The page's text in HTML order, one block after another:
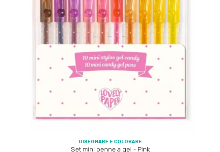
DISEGNARE E COLORARE
Set mini penne a gel - Pink